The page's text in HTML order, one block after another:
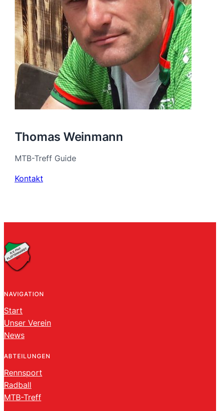
Thomas Weinmann
MTB-Treff Guide
Kontakt
NAVIGATION
Start
Unser Verein
News
ABTEILUNGEN
Rennsport
Radball
MTB-Treff